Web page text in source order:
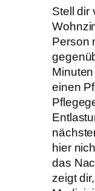
Stell dir
Person
einen
hier
das
zeigt